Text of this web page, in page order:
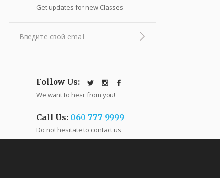
Get updates for new Classes
Follow Us:
We want to hear from you!
Call Us: 060 777 9999
Do not hesitate to contact us